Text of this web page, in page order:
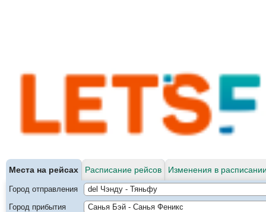
Места на рейсах Расписание рейсов Изменения в
Город отправления
Город прибытия